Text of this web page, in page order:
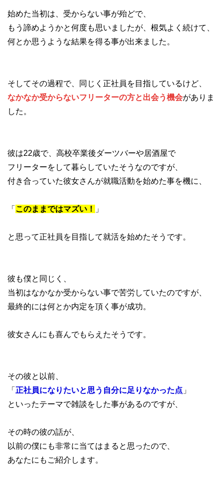
始めた当初は、受からない事が殆どで、
もう諦めようかと何度も思いましたが、根気よく続けて、
何とか思うような結果を得る事が出来ました。
そしてその過程で、同じく正社員を目指しているけど、
なかなか受からないフリーターの方と出会う機会がありま
した。
彼は22歳で、高校卒業後ダーツバーや居酒屋で
フリーターをして暮らしていたそうなのですが、
付き合っていた彼女さんが就職活動を始めた事を機に、
「 このままではマズい！ 」
と思って正社員を目指して就活を始めたそうです。
彼も僕と同じく、
当初はなかなか受からない事で苦労していたのですが、
最終的には何とか内定を頂く事が成功。
彼女さんにも喜んでもらえたそうです。
その彼と以前、
「 正社員になりたいと思う自分に足りなかった点 」
といったテーマで雑談をした事があるのですが、
その時の彼の話が、
以前の僕にも非常に当てはまると思ったので、
あなたにもご紹介します。